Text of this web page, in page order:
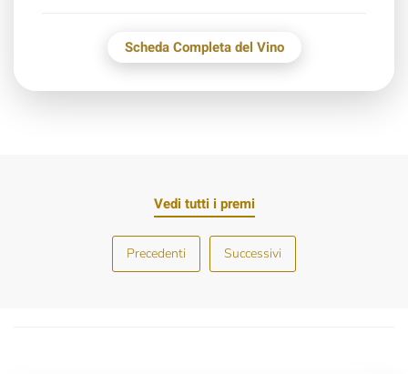
Scheda Completa del Vino
Vedi tutti i premi
Precedenti Successivi